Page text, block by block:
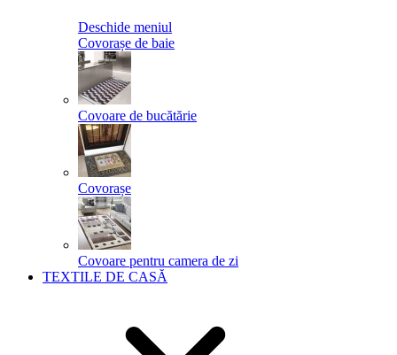
Deschide meniul
Covorașe de baie
Covoare de bucătărie
Covorașe
Covoare pentru camera de zi
TEXTILE DE CASĂ